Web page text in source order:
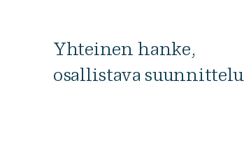
Yhteinen hanke,
osallistava suunnittelu